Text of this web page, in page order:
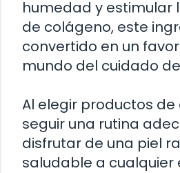
humedad y estimular
de colágeno, este
convertido en un
mundo del cuidado
Al elegir productos
seguir una rutina
disfrutar de una piel
saludable a cualquier